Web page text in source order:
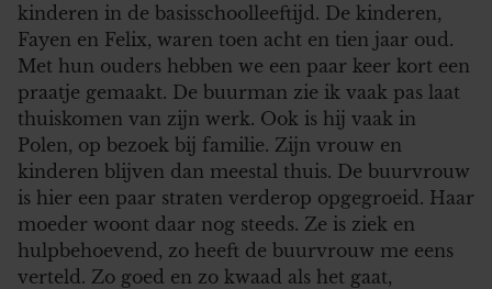
kinderen in de basisschoolleeftijd. De kinderen,
Fayen en Felix, waren toen acht en tien jaar oud.
Met hun ouders hebben we een paar keer kort een
praatje gemaakt. De buurman zie ik vaak pas laat
thuiskomen van zijn werk. Ook is hij vaak in
Polen, op bezoek bij familie. Zijn vrouw en
kinderen blijven dan meestal thuis. De buurvrouw
is hier een paar straten verderop opgegroeid. Haar
moeder woont daar nog steeds. Ze is ziek en
hulpbehoevend, zo heeft de buurvrouw me eens
verteld. Zo goed en zo kwaad als het gaat,